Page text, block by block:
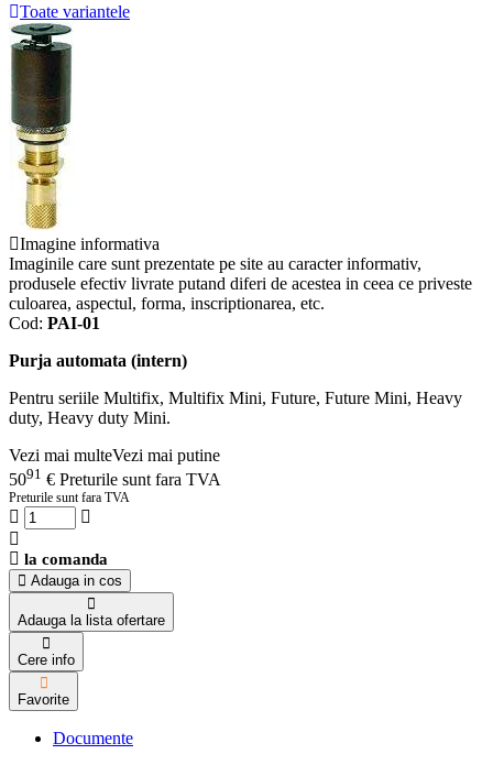
Toate variantele
Imagine informativa
Imaginile care sunt prezentate pe site au caracter informativ,
produsele efectiv livrate putand diferi de acestea in ceea ce priveste
culoarea, aspectul, forma, inscriptionarea, etc.
Cod: PAI-01
Purja automata (intern)
Pentru seriile Multifix, Multifix Mini, Future, Future Mini, Heavy
duty, Heavy duty Mini.
Vezi mai multeVezi mai putine
5091 € Preturile sunt fara TVA
Preturile sunt fara TVA
la comanda
Adauga in cos
Adauga la lista ofertare
Cere info
Favorite
Documente